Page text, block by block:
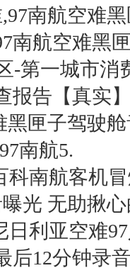
南航空难
南航空难黑
-第一城市消
报告【真实
黑匣子驾驶
南航5.
科南航客机
光 无助揪
日利亚空难
后12分钟录